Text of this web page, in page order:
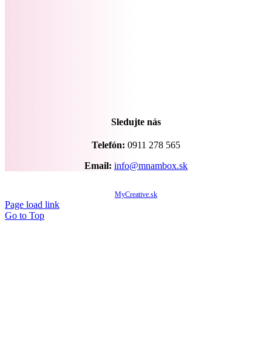
Sledujte nás
Telefón: 0911 278 565
Email: info@mnambox.sk
MyCreative.sk
Page load link
Go to Top